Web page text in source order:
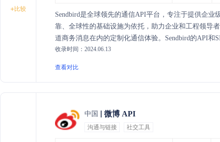
+比较
Sendbird是全球领先的通信API平台，专注于提供企
靠、全球性的基础设施为依托，助力企业和工程领导
道商务消息在内的定制化通信体验。Sendbird的API和
化了开发流程，使开发者能够快速集成丰富的通信功
收录时间：2024.06.13
查看对比
中国 微博 API
沟通与链接 社交工具